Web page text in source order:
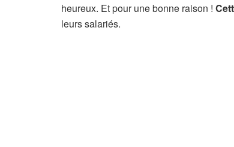
heureux. Et pour une bonne raison !
leurs salariés.